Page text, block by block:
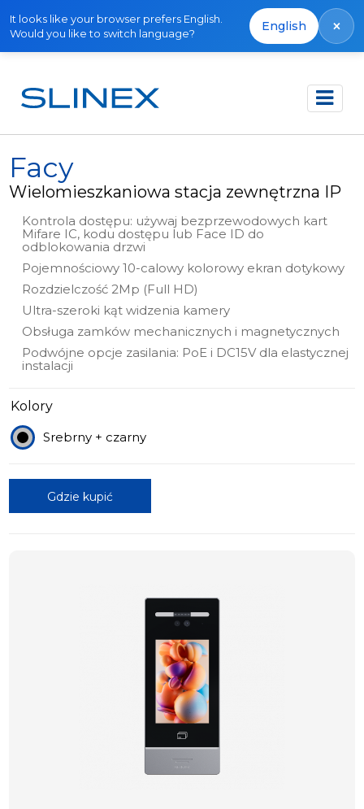
It looks like your browser prefers English.
Would you like to switch language?
English ×
Strona główna Produkty
Facy
Wielomieszkaniowa stacja zewnętrzna IP
Kontrola dostępu: używaj bezprzewodowych kart
Mifare IC, kodu dostępu lub Face ID do
odblokowania drzwi
Pojemnościowy 10-calowy kolorowy ekran dotykowy
Rozdzielczość 2Mp (Full HD)
Ultra-szeroki kąt widzenia kamery
Obsługa zamków mechanicznych i magnetycznych
Podwójne opcje zasilania: PoE i DC15V dla elastycznej
instalacji
Kolory
Srebrny + czarny
Gdzie kupić